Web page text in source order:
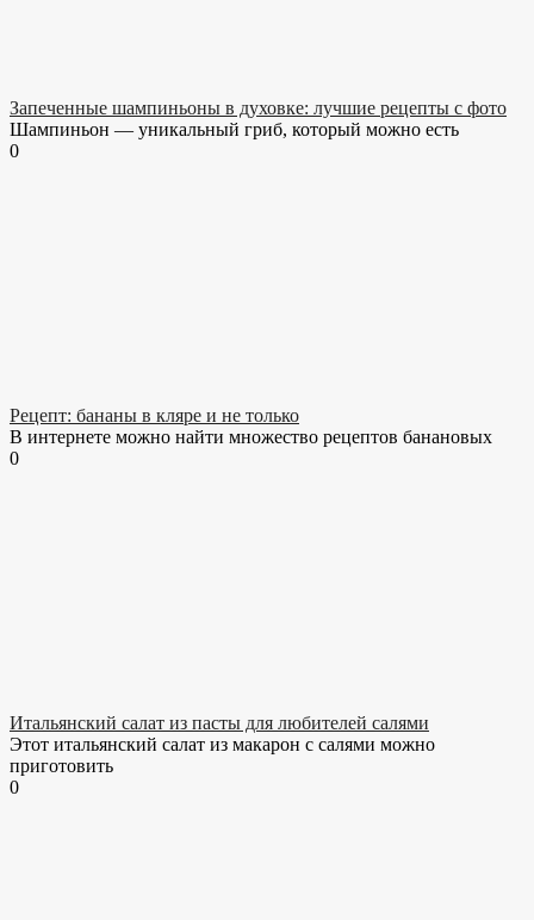
Запеченные шампиньоны в духовке: лучшие рецепты с фото
Шампиньон — уникальный гриб, который можно есть
0
Рецепт: бананы в кляре и не только
В интернете можно найти множество рецептов банановых
0
Итальянский салат из пасты для любителей салями
Этот итальянский салат из макарон с салями можно
приготовить
0